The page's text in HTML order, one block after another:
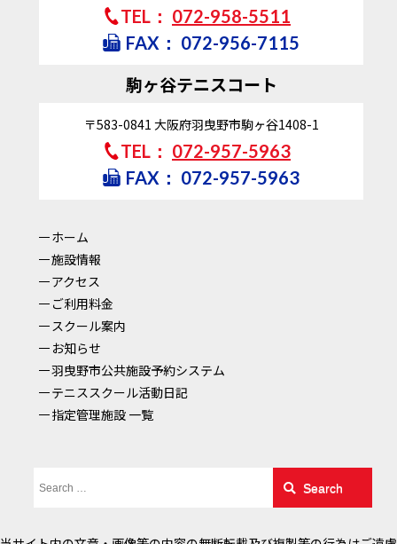
TEL： 072-958-5511
FAX： 072-956-7115
駒ヶ谷テニスコート
〒583-0841 大阪府羽曳野市駒ヶ谷1408-1
TEL： 072-957-5963
FAX： 072-957-5963
ホーム
施設情報
アクセス
ご利用料金
スクール案内
お知らせ
羽曳野市公共施設予約システム
テニススクール活動日記
指定管理施設 一覧